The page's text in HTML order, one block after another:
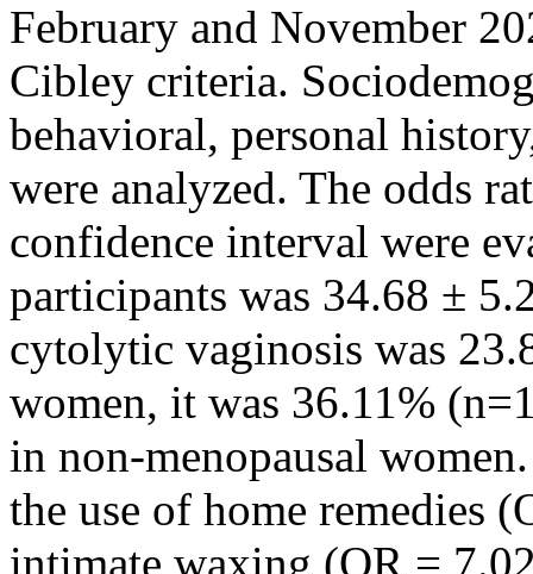
February and November
Cibley criteria.
behavioral, personal
were analyzed. The odds
confidence interval were
participants was 34.68 ±
cytolytic vaginosis was
women, it was 36.11%
in non-menopausal
the use of home remedies
intimate waxing (OR =